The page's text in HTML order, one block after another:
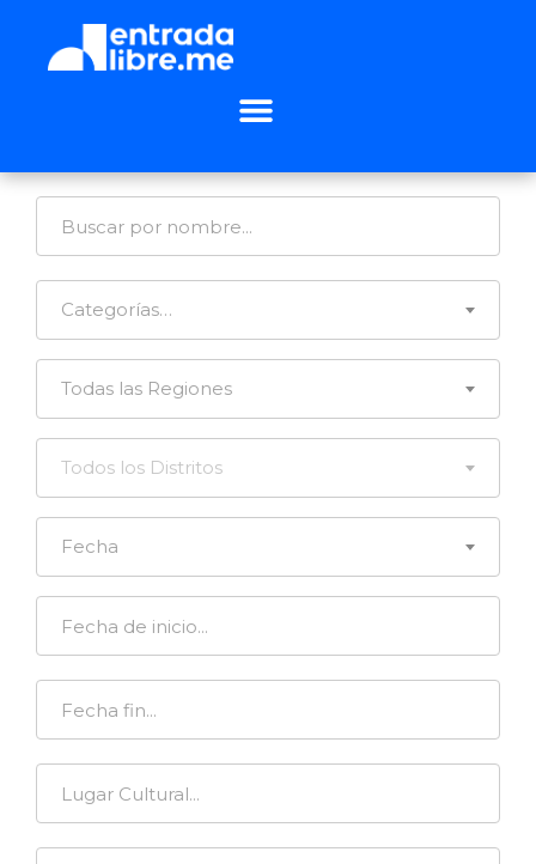
Categorías…
Todas las Regiones
Todos los Distritos
Fecha